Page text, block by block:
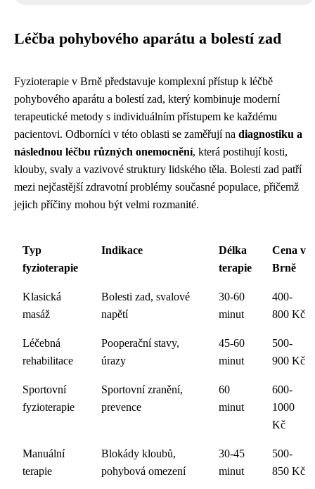
Léčba pohybového aparátu a bolestí zad
Fyzioterapie v Brně představuje komplexní přístup k léčbě
pohybového aparátu a bolestí zad, který kombinuje moderní
terapeutické metody s individuálním přístupem ke každému
pacientovi. Odborníci v této oblasti se zaměřují na diagnostiku a
následnou léčbu různých onemocnění, která postihují kosti,
klouby, svaly a vazivové struktury lidského těla. Bolesti zad patří
mezi nejčastější zdravotní problémy současné populace, přičemž
jejich příčiny mohou být velmi rozmanité.
Typ
fyzioterapie
Indikace
Délka
terapie
Cena v
Brně
Klasická
masáž
Bolesti zad, svalové
napětí
30-60
minut
400-
800 Kč
Léčebná
rehabilitace
Pooperační stavy,
úrazy
45-60
minut
500-
900 Kč
Sportovní
fyzioterapie
Sportovní zranění,
prevence
60
minut
600-
1000
Kč
Manuální
terapie
Blokády kloubů,
pohybová omezení
30-45
minut
500-
850 Kč